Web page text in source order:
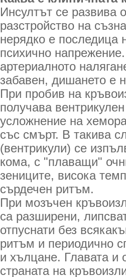
Инсултът се развива
разстройство на
нерядко е последица
психично
артериалното
забавен, дишането е
При пробив на
получава
усложнение на
със смърт. В такива
(вентрикули) се
кома, с "плаващи"
зениците, висока
сърдечен ритъм.
При мозъчен
са разширени,
отпуснати без
ритъм и периодично
и хълцане. Главата и
страната на